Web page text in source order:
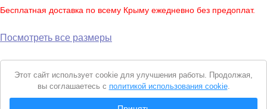
Бесплатная доставка по всему Крыму ежедневно без предоплат.
Посмотреть все размеры
Уведомление
cookie
Этот сайт использует cookie для улучшения работы. Продолжая,
вы соглашаетесь с политикой использования cookie.